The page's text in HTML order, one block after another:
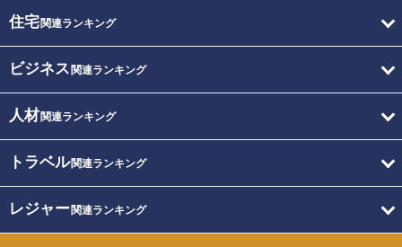
住宅関連ランキング
ビジネス 関連ランキング
人材関連ランキング
トラベル関連ランキング
レジャー関連ランキング